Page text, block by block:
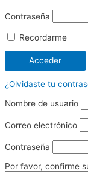
Contraseña
Recordarme
¿Olvidaste tu
Nombre de usuario
Correo electrónico
Contraseña
Por favor, confirme